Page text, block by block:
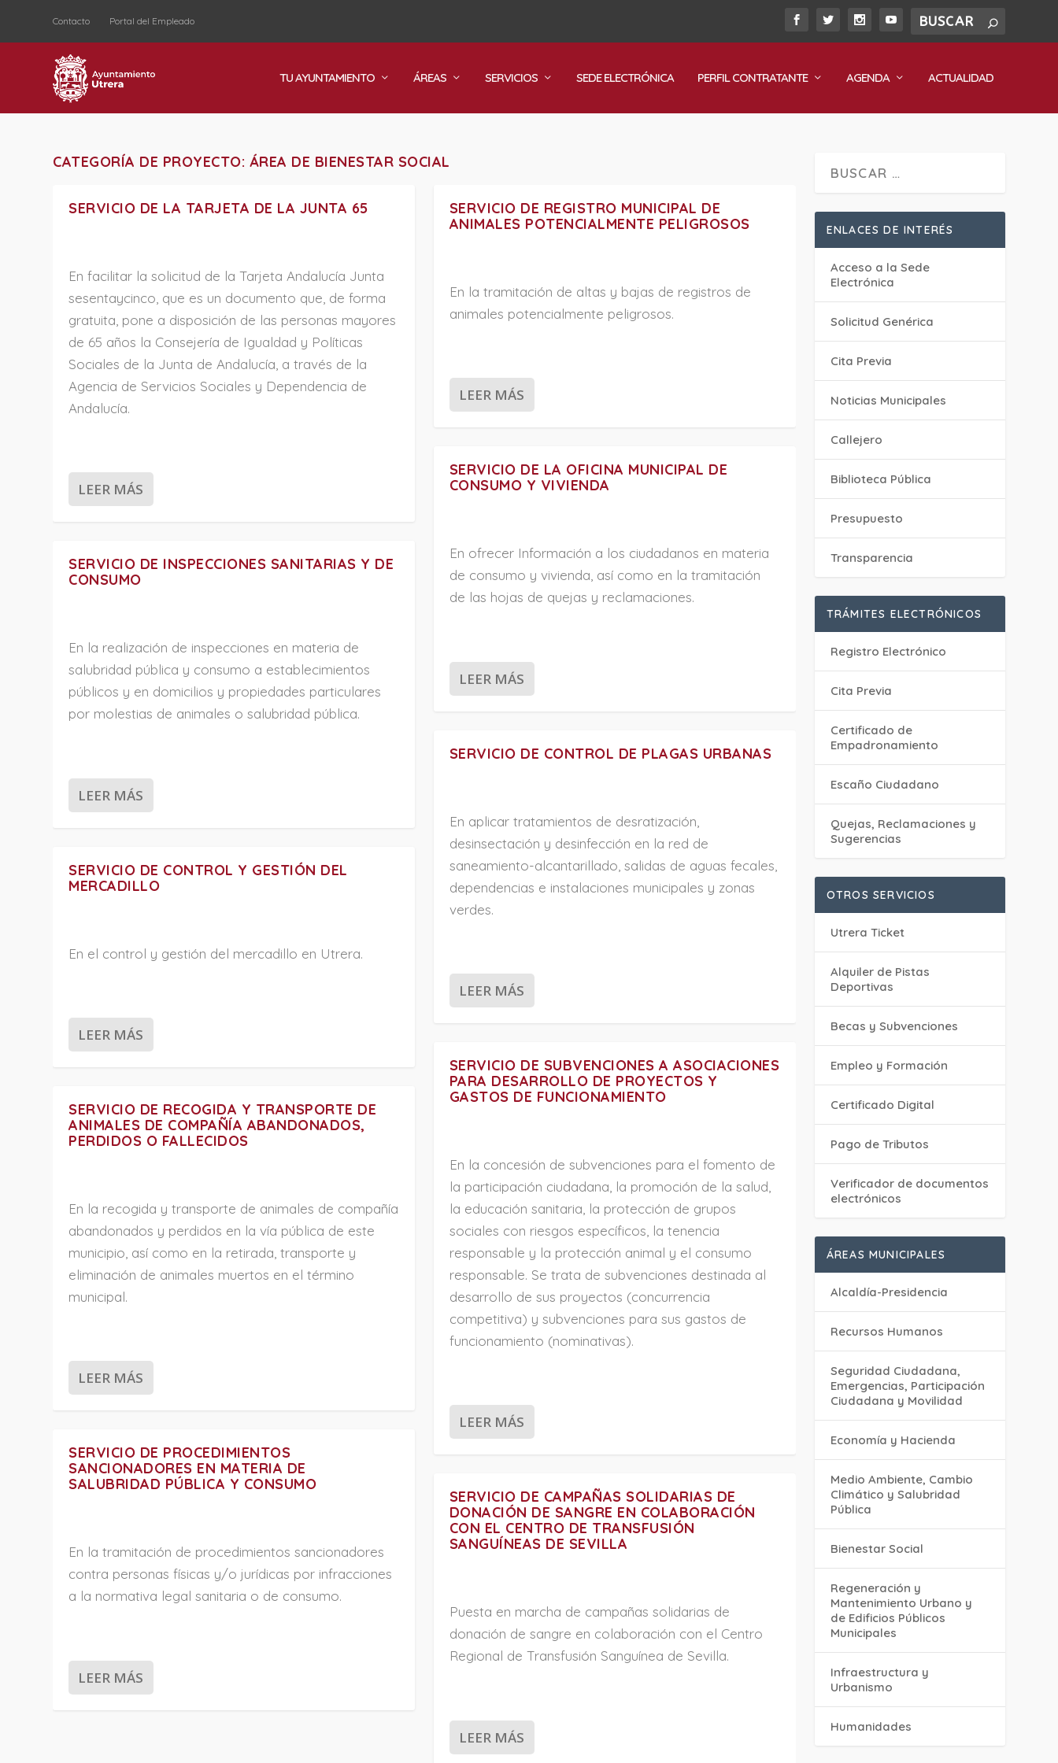
Contacto Portal del Empleado
TU AYUNTAMIENTO ÁREAS SERVICIOS SEDE ELECTRÓNICA PERFIL CONTRATANTE AGENDA ACTUALIDAD
CATEGORÍA DE PROYECTO: ÁREA DE BIENESTAR SOCIAL
SERVICIO DE LA TARJETA DE LA JUNTA 65
En facilitar la solicitud de la Tarjeta Andalucía Junta
sesentaycinco, que es un documento que, de forma
gratuita, pone a disposición de las personas mayores
de 65 años la Consejería de Igualdad y Políticas
Sociales de la Junta de Andalucía, a través de la
Agencia de Servicios Sociales y Dependencia de
Andalucía.
LEER MÁS
SERVICIO DE INSPECCIONES SANITARIAS Y DE
CONSUMO
En la realización de inspecciones en materia de
salubridad pública y consumo a establecimientos
públicos y en domicilios y propiedades particulares
por molestias de animales o salubridad pública.
LEER MÁS
SERVICIO DE CONTROL Y GESTIÓN DEL
MERCADILLO
En el control y gestión del mercadillo en Utrera.
LEER MÁS
SERVICIO DE RECOGIDA Y TRANSPORTE DE
ANIMALES DE COMPAÑÍA ABANDONADOS,
PERDIDOS O FALLECIDOS
En la recogida y transporte de animales de compañía
abandonados y perdidos en la vía pública de este
municipio, así como en la retirada, transporte y
eliminación de animales muertos en el término
municipal.
LEER MÁS
SERVICIO DE PROCEDIMIENTOS
SANCIONADORES EN MATERIA DE
SALUBRIDAD PÚBLICA Y CONSUMO
En la tramitación de procedimientos sancionadores
contra personas físicas y/o jurídicas por infracciones
a la normativa legal sanitaria o de consumo.
LEER MÁS
SERVICIO DE REGISTRO MUNICIPAL DE
ANIMALES POTENCIALMENTE PELIGROSOS
En la tramitación de altas y bajas de registros de
animales potencialmente peligrosos.
LEER MÁS
SERVICIO DE LA OFICINA MUNICIPAL DE
CONSUMO Y VIVIENDA
En ofrecer Información a los ciudadanos en materia
de consumo y vivienda, así como en la tramitación
de las hojas de quejas y reclamaciones.
LEER MÁS
SERVICIO DE CONTROL DE PLAGAS URBANAS
En aplicar tratamientos de desratización,
desinsectación y desinfección en la red de
saneamiento-alcantarillado, salidas de aguas fecales,
dependencias e instalaciones municipales y zonas
verdes.
LEER MÁS
SERVICIO DE SUBVENCIONES A ASOCIACIONES
PARA DESARROLLO DE PROYECTOS Y
GASTOS DE FUNCIONAMIENTO
En la concesión de subvenciones para el fomento de
la participación ciudadana, la promoción de la salud,
la educación sanitaria, la protección de grupos
sociales con riesgos específicos, la tenencia
responsable y la protección animal y el consumo
responsable. Se trata de subvenciones destinada al
desarrollo de sus proyectos (concurrencia
competitiva) y subvenciones para sus gastos de
funcionamiento (nominativas).
LEER MÁS
SERVICIO DE CAMPAÑAS SOLIDARIAS DE
DONACIÓN DE SANGRE EN COLABORACIÓN
CON EL CENTRO DE TRANSFUSIÓN
SANGUÍNEAS DE SEVILLA
Puesta en marcha de campañas solidarias de
donación de sangre en colaboración con el Centro
Regional de Transfusión Sanguínea de Sevilla.
LEER MÁS
ENLACES DE INTERÉS
Acceso a la Sede
Electrónica
Solicitud Genérica
Cita Previa
‎Noticias Municipales
Callejero
Biblioteca Pública
Presupuesto
Transparencia
TRÁMITES ELECTRÓNICOS
Registro Electrónico
Cita Previa
Certificado de
Empadronamiento
Escaño Ciudadano
Quejas, Reclamaciones y
Sugerencias
OTROS SERVICIOS
Utrera Ticket
Alquiler de Pistas
Deportivas
Becas y Subvenciones
Empleo y Formación
Certificado Digital
Pago de Tributos
Verificador de documentos
electrónicos
ÁREAS MUNICIPALES
Alcaldía-Presidencia
Recursos Humanos
Seguridad Ciudadana,
Emergencias, Participación
Ciudadana y Movilidad
Economía y Hacienda
Medio Ambiente, Cambio
Climático y Salubridad
Pública
Bienestar Social
Regeneración y
Mantenimiento Urbano y
de Edificios Públicos
Municipales
Infraestructura y
Urbanismo
Humanidades